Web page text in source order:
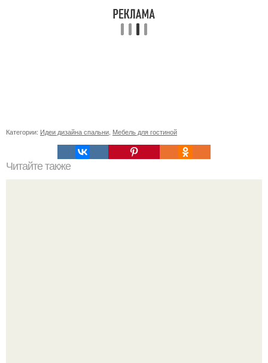
Категории: Идеи дизайна спальни, Мебель для гостиной
Читайте также